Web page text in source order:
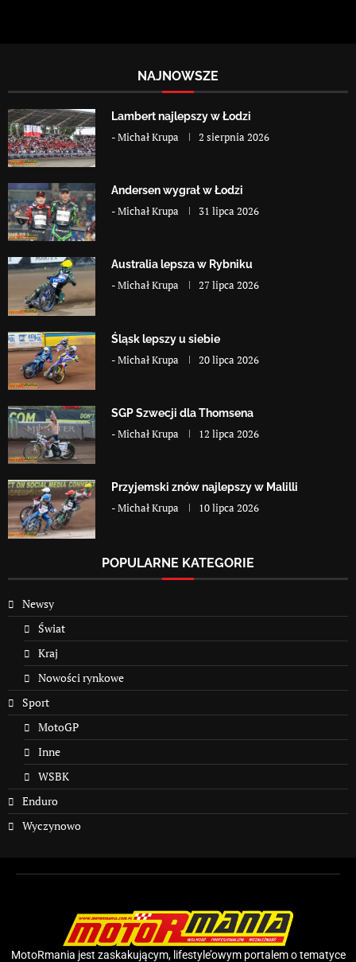
NAJNOWSZE
Lambert najlepszy w Łodzi
-Michał Krupa 2 sierpnia 2026
Andersen wygrał w Łodzi
-Michał Krupa 31 lipca 2026
Australia lepsza w Rybniku
-Michał Krupa 27 lipca 2026
Śląsk lepszy u siebie
-Michał Krupa 20 lipca 2026
SGP Szwecji dla Thomsena
-Michał Krupa 12 lipca 2026
Przyjemski znów najlepszy w Malilli
-Michał Krupa 10 lipca 2026
POPULARNE KATEGORIE
Newsy
Świat
Kraj
Nowości rynkowe
Sport
MotoGP
Inne
WSBK
Enduro
Wyczynowo
MotoRmania jest zaskakującym, lifestyle’owym portalem o tematyce